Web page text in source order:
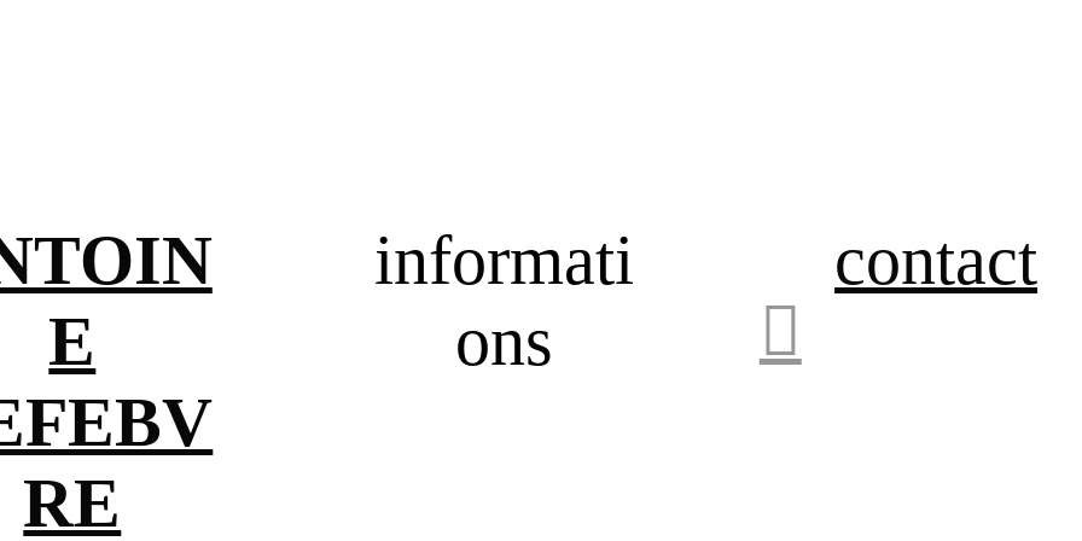
︎
E
RE
informati
ons
contact